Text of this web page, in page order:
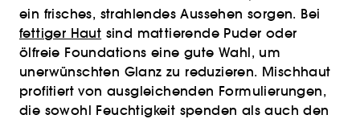
ein frisches, strahlendes Aussehen sorgen. Bei
fettiger Haut sind mattierende Puder oder
ölfreie Foundations eine gute Wahl, um
unerwünschten Glanz zu reduzieren. Mischhaut
profitiert von ausgleichenden Formulierungen,
die sowohl Feuchtigkeit spenden als auch den